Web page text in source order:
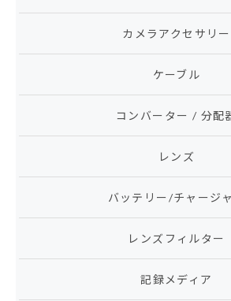
カメラアクセサリー
ケーブル
コンバーター / 分配
レンズ
バッテリー/チャージ
レンズフィルター
記録メディア